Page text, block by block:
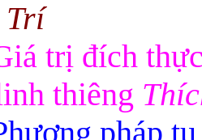
Trí
trị đích
thiêng
pháp